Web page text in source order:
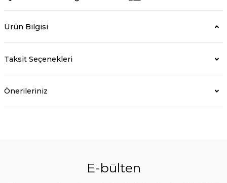
Ürün Bilgisi
Taksit Seçenekleri
Önerileriniz
E-bülten